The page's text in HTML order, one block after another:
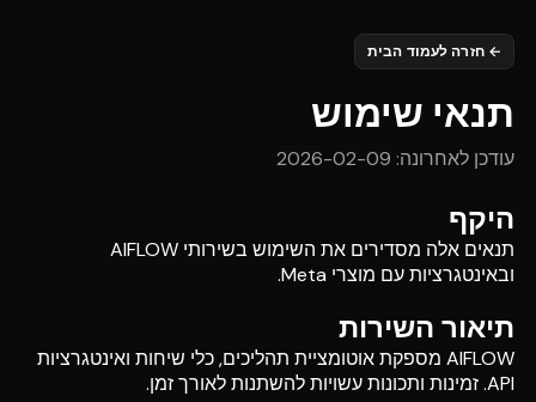
←חזרה לעמוד הבית
תנאי שימוש
עודכן לאחרונה: 2026-02-09
היקף
תנאים אלה מסדירים את השימוש בשירותי AIFLOW
ובאינטגרציות עם מוצרי Meta.
תיאור השירות
AIFLOW מספקת אוטומציית תהליכים, כלי שיחות ואינטגרציות
API. זמינות ותכונות עשויות להשתנות לאורך זמן.